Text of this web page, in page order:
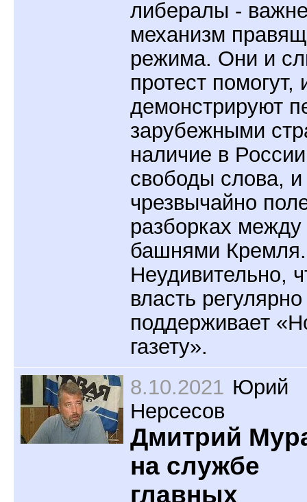
либералы -
механизм
режима. Они и
протест помогут,
демонстрируют
зарубежными
наличие в России
свободы слова, и
чрезвычайно
разборках между
башнями Кремля.
Неудивительно,
власть регулярно
поддерживает
газету».
8.10.2021 Юрий
Нерсесов
Дмитрий
на службе
главных